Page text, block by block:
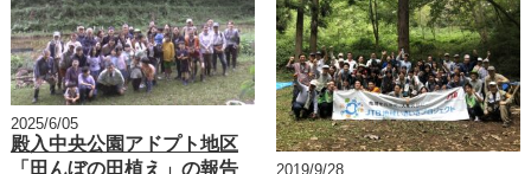
2025/6/05
殿入中央公園アドプト地区
「田んぼの田植え」の報告
2019/9/28